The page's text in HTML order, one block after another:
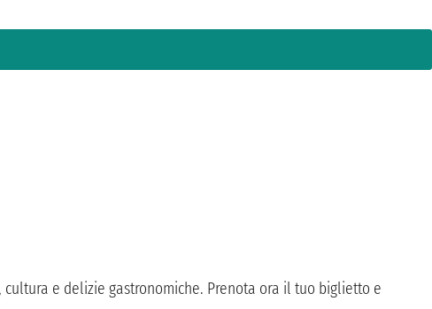
e delizie gastronomiche. Prenota ora il tuo biglietto e